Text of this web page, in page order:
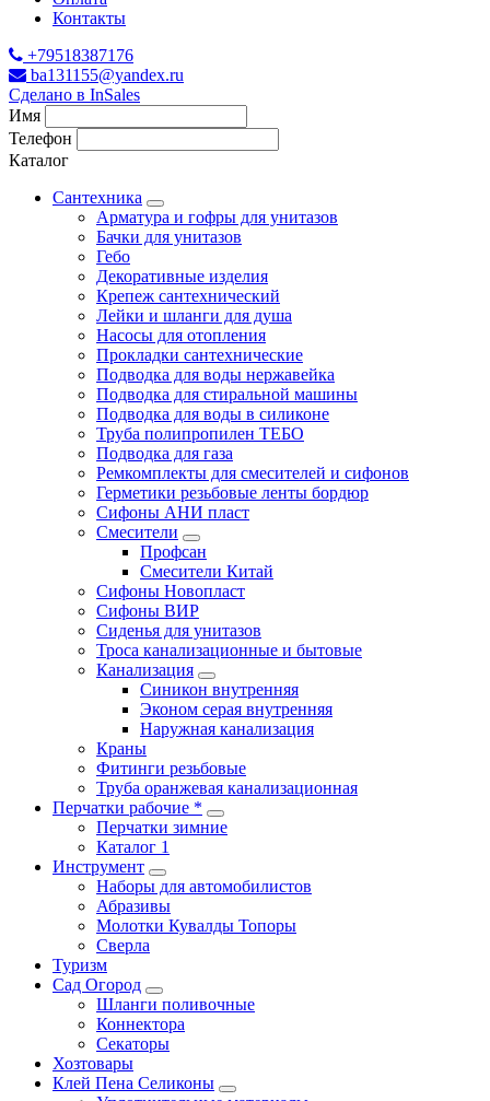
Контакты
+79518387176
ba131155@yandex.ru
Сделано в InSales
Имя
Телефон
Каталог
Сантехника
Арматура и гофры для унитазов
Бачки для унитазов
Гебо
Декоративные изделия
Крепеж сантехнический
Лейки и шланги для душа
Насосы для отопления
Прокладки сантехнические
Подводка для воды нержавейка
Подводка для стиральной машины
Подводка для воды в силиконе
Труба полипропилен ТЕБО
Подводка для газа
Ремкомплекты для смесителей и сифонов
Герметики резьбовые ленты бордюр
Сифоны АНИ пласт
Смесители
Профсан
Смесители Китай
Сифоны Новопласт
Сифоны ВИР
Сиденья для унитазов
Троса канализационные и бытовые
Канализация
Синикон внутренняя
Эконом серая внутренняя
Наружная канализация
Краны
Фитинги резьбовые
Труба оранжевая канализационная
Перчатки рабочие *
Перчатки зимние
Каталог 1
Инструмент
Наборы для автомобилистов
Абразивы
Молотки Кувалды Топоры
Сверла
Туризм
Сад Огород
Шланги поливочные
Коннектора
Секаторы
Хозтовары
Клей Пена Селиконы